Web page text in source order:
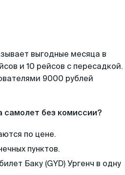
выгодные месяца в
и 10 рейсов с пересадкой.
9000 рублей
самолет без комиссии?
по цене.
пунктов.
Баку (GYD) Ургенч в одну